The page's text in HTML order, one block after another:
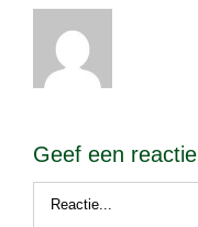
Geef een reactie